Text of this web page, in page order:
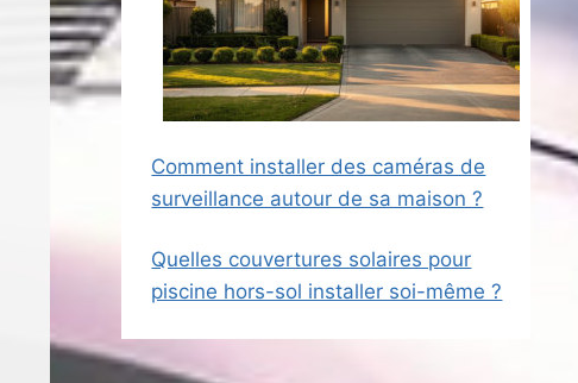
Comment installer des caméras de
surveillance autour de sa maison ?
Quelles couvertures solaires pour
piscine hors-sol installer soi-même ?